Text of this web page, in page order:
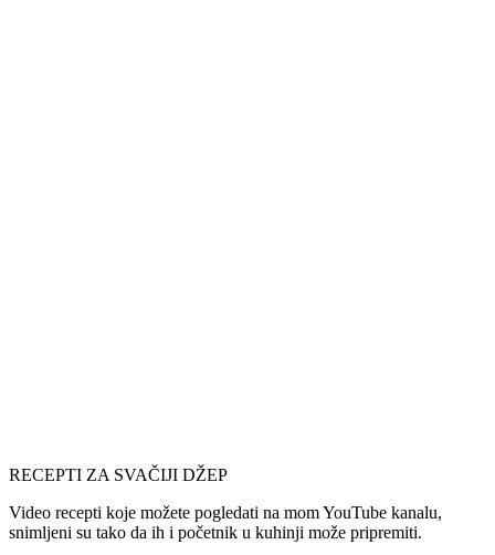
RECEPTI ZA SVAČIJI DŽEP
Video recepti koje možete pogledati na mom YouTube kanalu,
snimljeni su tako da ih i početnik u kuhinji može pripremiti.